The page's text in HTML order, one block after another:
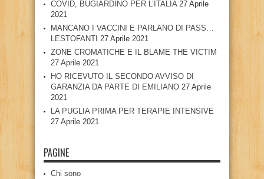
COVID, BUGIARDINO PER L’ITALIA 27 Aprile
2021
MANCANO I VACCINI E PARLANO DI PASS…
LESTOFANTI 27 Aprile 2021
ZONE CROMATICHE E IL BLAME THE VICTIM
27 Aprile 2021
HO RICEVUTO IL SECONDO AVVISO DI
GARANZIA DA PARTE DI EMILIANO 27 Aprile
2021
LA PUGLIA PRIMA PER TERAPIE INTENSIVE
27 Aprile 2021
PAGINE
Chi sono